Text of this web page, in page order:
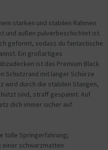
starken und stabilen Rahmen
und außen pulverbeschichtet ist.
geformt, sodass du fantastische
Ein großartiges
ist das Premium Black
Schutzrand mit langer Schürze
wird durch die stabilen Stangen,
sind, straff gespannt. Auf
dich immer sicher auf.
tolle Springerfahrung;
einer schwarzmatten